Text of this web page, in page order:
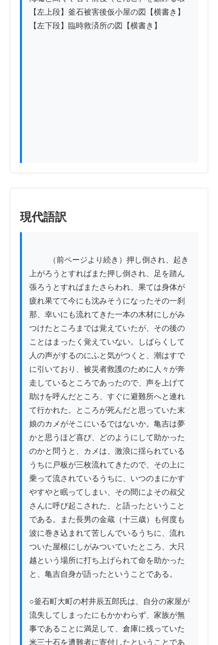
【左上段】釜石被害後仮小屋の図【横書き】
【左下段】臨時救済所の図【横書き】
現代語訳
上がろうとすればまた押し倒され、足を踏ん
張ろうとすればまたさらわれ、果ては身体が
疲れ果てて今にも沈みそうになったその一刹
那、幸いにも流れてきた一本の木材にしがみ
つけたところまでは覚えていたが、その後の
ことはまったく覚えていない。しばらくして
人の声がするのにふと気がつくと、潮はすで
に引いており、被災者救護のために人々が奔
走しているところであったので、声を上げて
助けを呼んだところ、すぐに避難所へと連れ
て行かれた。ところが死んだと思っていた末
娘のカメがそこにいるではないか。亀吉は夢
かと思うほど喜び、どのようにして助かった
のかと問うと、カメは、激浪に揺られている
うちに戸板が三枚流れてきたので、その上に
乗って流されているうちに、いつのまにかす
やすやと眠ってしまい、その間によその叔父
さんに呼び起こされた、と語ったということ
である。また長男の金蔵（十三歳）も何度も
波に巻き込まれて苦しんでいるうちに、流れ
ついた屋根にしがみついていたところ、大只
越という場所に打ち上げられて命を助かった
と、亀吉自身が語ったということである。
○釜石町大町の村井辰五郎氏は、自分の家屋が
流失してしまったにもかかわらず、家族が無
事であることに満足して、倉庫に残っていた
米三十石を遭難者に寄付したということであ